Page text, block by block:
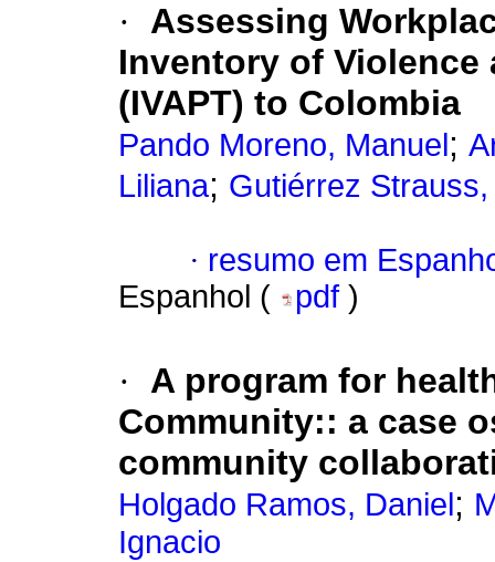
·
Assessing
Inventory of
(IVAPT) to Colombia
Pando Moreno, Manuel ;
Liliana; Gutiérrez
· resumo em
Espanhol (
pdf )
·
A program for
Community:: a case
community
Holgado Ramos, Daniel ;
Ignacio